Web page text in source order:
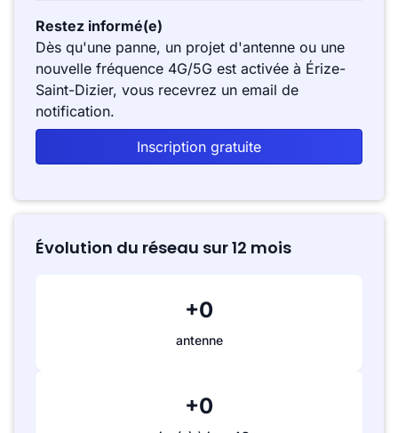
Restez informé(e)
Dès qu'une panne, un projet d'antenne ou une
nouvelle fréquence 4G/5G est activée à Érize-
Saint-Dizier, vous recevrez un email de
notification.
Inscription gratuite
Évolution du réseau sur 12 mois
+0
antenne
+0